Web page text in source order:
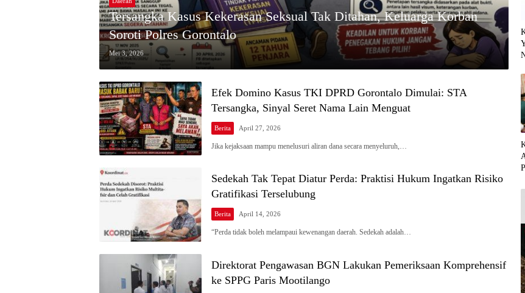
Tersangka Kasus Kekerasan Seksual Tak Ditahan, Keluarga Korban
Soroti Polres Gorontalo
Mei 3, 2026
Efek Domino Kasus TKI DPRD Gorontalo Dimulai: STA
Tersangka, Sinyal Seret Nama Lain Menguat
Berita April 27, 2026
Jika kejaksaan mampu menelusuri aliran dana secara menyeluruh,…
Sedekah Tak Tepat Diatur Perda: Praktisi Hukum Ingatkan Risiko
Gratifikasi Terselubung
Berita April 14, 2026
“Perda tidak boleh melampaui kewenangan daerah. Sedekah adalah…
Direktorat Pengawasan BGN Lakukan Pemeriksaan Komprehensif
ke SPPG Paris Mootilango